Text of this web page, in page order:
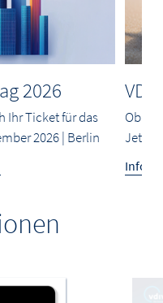
2026
Ihr Ticket für das
2026 | Berlin
Ob
Jetzt
Infos